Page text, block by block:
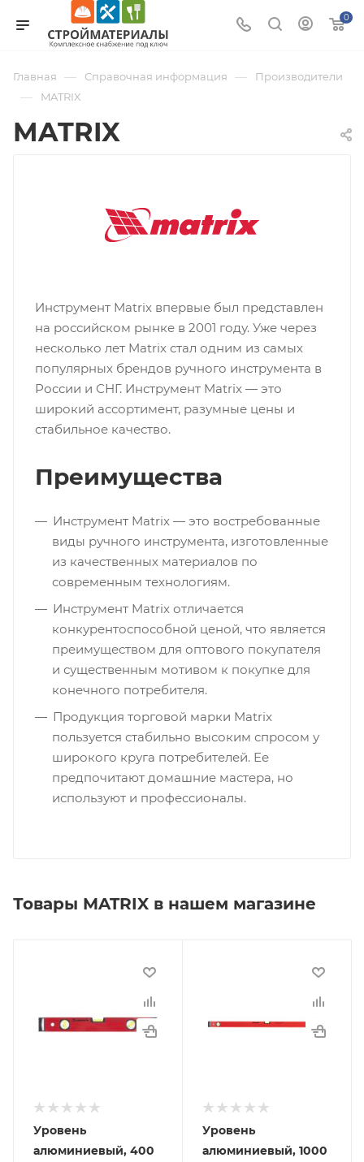
0
Главная — Справочная информация — Производители
— MATRIX
MATRIX
Инструмент Matrix впервые был представлен
на российском рынке в 2001 году. Уже через
несколько лет Matrix стал одним из самых
популярных брендов ручного инструмента в
России и СНГ. Инструмент Matrix — это
широкий ассортимент, разумные цены и
стабильное качество.
Преимущества
Инструмент Matrix — это востребованные
виды ручного инструмента, изготовленные
из качественных материалов по
современным технологиям.
Инструмент Matrix отличается
конкурентоспособной ценой, что является
преимуществом для оптового покупателя
и существенным мотивом к покупке для
конечного потребителя.
Продукция торговой марки Matrix
пользуется стабильно высоким спросом у
широкого круга потребителей. Ее
предпочитают домашние мастера, но
используют и профессионалы.
Товары MATRIX в нашем магазине
Уровень
алюминиевый, 400
Уровень
алюминиевый, 1000